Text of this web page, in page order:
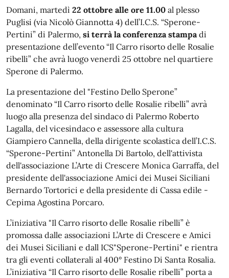
Domani, martedì 22 ottobre alle ore 11.00 al plesso
Puglisi (via Nicolò Giannotta 4) dell’I.C.S. “Sperone-
Pertini” di Palermo, si terrà la conferenza stampadi
presentazione dell’evento “Il Carro risorto delle Rosalie
ribelli” che avrà luogo venerdì 25 ottobre nel quartiere
Sperone di Palermo.
La presentazione del "Festino Dello Sperone”
denominato “Il Carro risorto delle Rosalie ribelli” avrà
luogo alla presenza del sindaco di Palermo Roberto
Lagalla, del vicesindaco e assessore alla cultura
Giampiero Cannella, della dirigente scolastica dell’I.C.S.
“Sperone-Pertini” Antonella Di Bartolo, dell'attivista
dell'associazione L’Arte di Crescere Monica Garraffa, del
presidente dell'associazione Amici dei Musei Siciliani
Bernardo Tortorici e della presidente di Cassa edile -
Cepima Agostina Porcaro.
L’iniziativa "Il Carro risorto delle Rosalie ribelli” è
promossa dalle associazioni L’Arte di Crescere e Amici
dei Musei Siciliani e dall ICS"Sperone-Pertini" e rientra
tra gli eventi collaterali al 400° Festino Di Santa Rosalia.
L’iniziativa “Il Carro risorto delle Rosalie ribelli” porta a